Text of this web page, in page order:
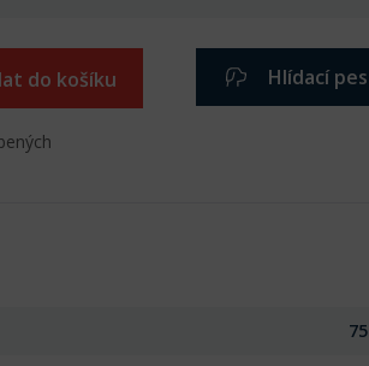
do košíku Hlídací pes
75